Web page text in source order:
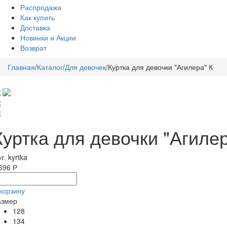
Распродажа
Как купить
Доставка
Новинки и Акции
Возврат
Главная/Каталог/Для девочек/Куртка для девочки "Агилера" К
для девочки
kyrtka
Р
128
134